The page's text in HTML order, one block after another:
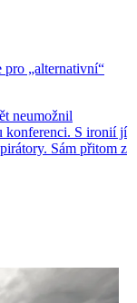
pro „alternativní“
neumožnil
konferenci. S ironií jí
Sám přitom z